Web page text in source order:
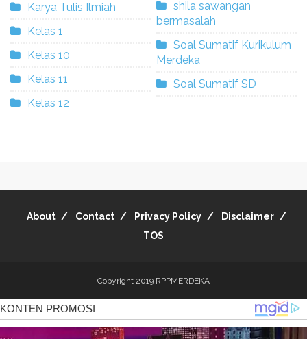
Karya Tulis Ilmiah
Kelas 1
Kelas 10
Kelas 11
Kelas 12
shila sawangan
bermasalah
Soal Sumatif Kurikulum
Merdeka
Soal Sumatif SD
About Contact Privacy Policy
Disclaimer
TOS
Copyright 2019 RPPMERDEKA